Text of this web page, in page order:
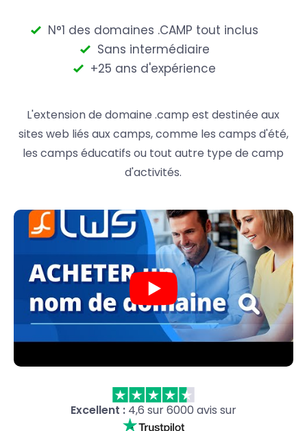
N°1 des domaines .CAMP tout inclus
Sans intermédiaire
+25 ans d'expérience
L'extension de domaine .camp est destinée aux
sites web liés aux camps, comme les camps d'été,
les camps éducatifs ou tout autre type de camp
d'activités.
Excellent :4,6 sur 6000 avis sur